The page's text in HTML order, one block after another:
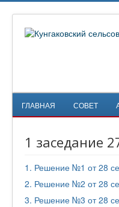
ГЛАВНАЯ СОВЕТ
1 заседание
1. Решение №1 от 28
2. Решение №2 от 28
3. Решение №3 от 28